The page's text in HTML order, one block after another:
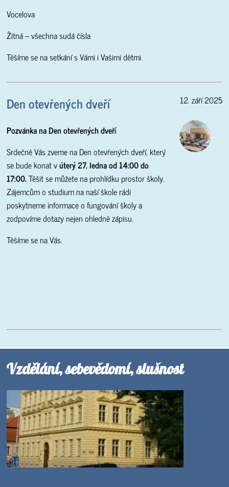
Vocelova
Žitná – všechna sudá čísla
Těšíme se na setkání s Vámi i Vašimi dětmi.
Den otevřených dveří
Pozvánka na Den otevřených dveří
Srdečně Vás zveme na Den otevřených dveří, který
se bude konat vúterý 27. ledna od 14:00 do
17:00.Těšit se můžete na prohlídku prostor školy.
Zájemcům o studium na naší škole rádi
poskytneme informace o fungování školy a
zodpovíme dotazy nejen ohledně zápisu.
Těšíme se na Vás.
12. září 2025
Vzdělání, sebevědomí, slušnost